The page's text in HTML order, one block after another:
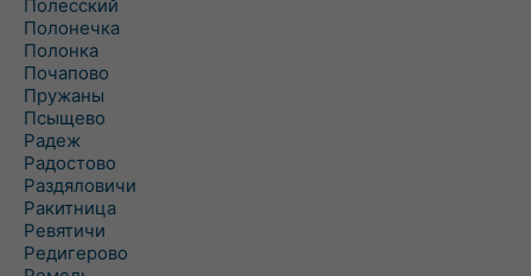
Полесский
Полонечка
Полонка
Почапово
Пружаны
Псыщево
Радеж
Радостово
Раздяловичи
Ракитница
Ревятичи
Редигерово